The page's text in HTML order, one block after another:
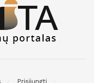
Prisijungti